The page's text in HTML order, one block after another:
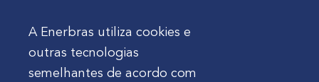
Cliente
Onde comprar produtos
A Enerbras utiliza cookies e
outras tecnologias
semelhantes de acordo com